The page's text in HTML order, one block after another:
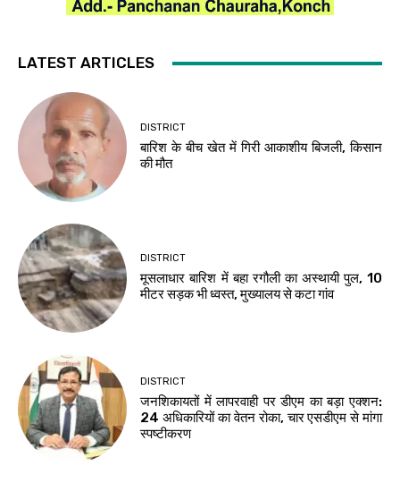
LATEST ARTICLES
DISTRICT
बारिश के बीच खेत में गिरी आकाशीय बिजली, किसान
की मौत
DISTRICT
मूसलाधार बारिश में बहा रगौली का अस्थायी पुल, 10
मीटर सड़क भी ध्वस्त, मुख्यालय से कटा गांव
DISTRICT
जनशिकायतों में लापरवाही पर डीएम का बड़ा एक्शन:
24 अधिकारियों का वेतन रोका, चार एसडीएम से मांगा
स्पष्टीकरण